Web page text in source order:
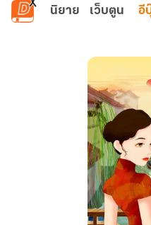
ข้ามไปยังเนื้อหาหลัก
นิยาย เว็บตูน อี